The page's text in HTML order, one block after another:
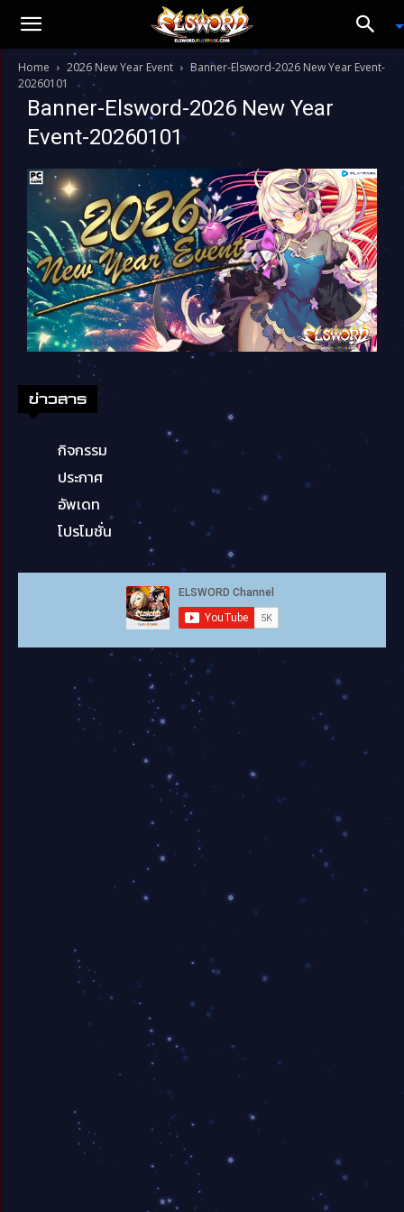
Home 2026 New Year Event
Banner-Elsword-2026 New Year Event-
20260101
Banner-Elsword-2026 New Year
Event-20260101
ข่าวสาร
กิจกรรม
ประกาศ
อัพเดท
โปรโมชั่น